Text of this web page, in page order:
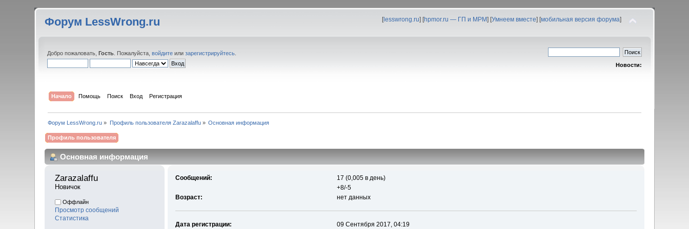
Форум LessWrong.ru [lesswrong.ru] [hpmor.ru — ГП и МРМ] [Умнеем вместе] [мобильная версия форума]
Добро пожаловать,Гость . Пожалуйста,войдите илизарегистрируйтесь
Новости:
Начало Помощь Поиск Вход Регистрация
Форум LessWrong.ru » Профиль пользователя Zarazalaffu» Основная информация
Профиль пользователя
Основная информация
Zarazalaffu
Новичок
Оффлайн
Просмотр сообщений
Статистика
Сообщений:
17 (0,005 в день)
+8/-5
Возраст:
нет данных
Дата регистрации: 09 Сентября 2017, 04:19